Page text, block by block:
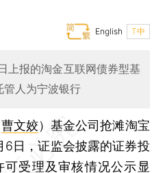
T中
English
上报的淘金互联网债券型基
管人为宁波银行
曹文姣） 基金公司抢滩淘宝
日，证监会披露的证券投
受理及审核情况公示显